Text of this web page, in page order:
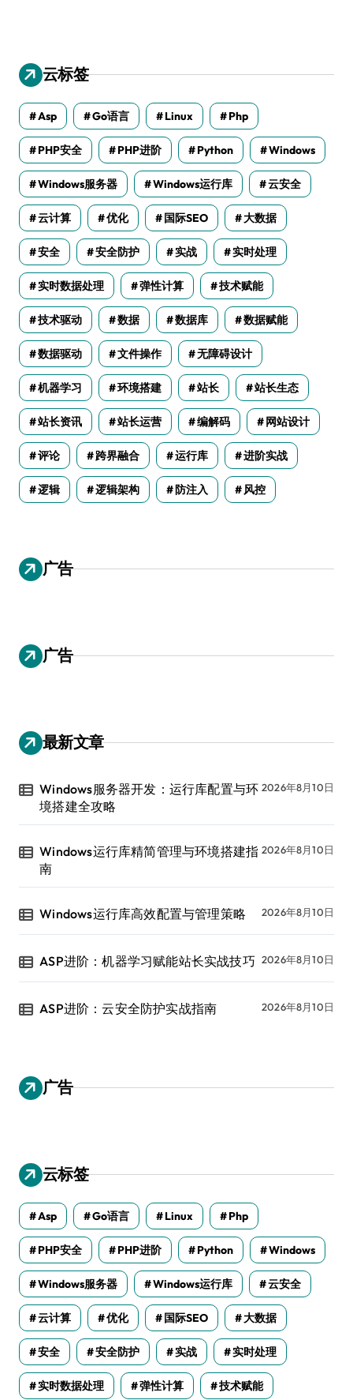
云标签
Asp Go语言 Linux Php
PHP安全 PHP进阶 Python Windows
Windows服务器 Windows运行库 云安全
云计算 优化 国际SEO 大数据
安全 安全防护 实战 实时处理
实时数据处理 弹性计算 技术赋能
技术驱动 数据 数据库 数据赋能
数据驱动 文件操作 无障碍设计
机器学习 环境搭建 站长 站长生态
站长资讯 站长运营 编解码 网站设计
评论 跨界融合 运行库 进阶实战
逻辑 逻辑架构 防注入 风控
广告
广告
最新文章
Windows服务器开发：运行库配置与环
境搭建全攻略
2026年8月10日
Windows运行库精简管理与环境搭建指
南
2026年8月10日
Windows运行库高效配置与管理策略 2026年8月10日
ASP进阶：机器学习赋能站长实战技巧 2026年8月10日
ASP进阶：云安全防护实战指南 2026年8月10日
广告
云标签
Asp Go语言 Linux Php
PHP安全 PHP进阶 Python Windows
Windows服务器 Windows运行库 云安全
云计算 优化 国际SEO 大数据
安全 安全防护 实战 实时处理
实时数据处理 弹性计算 技术赋能